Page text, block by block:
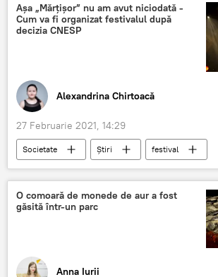
Așa „Mărțișor” nu am avut niciodată -
Cum va fi organizat festivalul după
decizia CNESP
Alexandrina Chirtoacă
27 Februarie 2021, 14:29
Societate Știri
festival
Festivalul Internațional de Muzică Mărțișor
concert
Palatul Național "Nicolaie Sulac"
Filarmonica
O comoară de monede de aur a fost
găsită într-un parc
Anna Iurii